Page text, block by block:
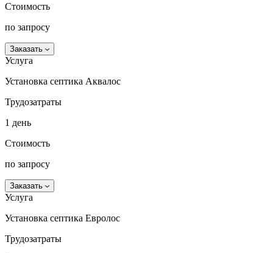
Стоимость
по запросу
Заказать
Услуга
Установка септика Аквалос
Трудозатраты
1 день
Стоимость
по запросу
Заказать
Услуга
Установка септика Евролос
Трудозатраты